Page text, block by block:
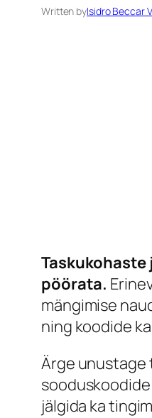
Written byIsidro Beccar
pöörata.
mängimise
ning koodide
Ärge unustage
jälgida ka